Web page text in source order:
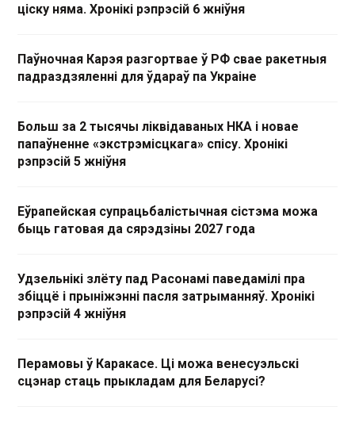
ціску няма. Хронікі рэпрэсій 6 жніўня
Паўночная Карэя разгортвае ў РФ свае ракетныя
падраздзяленні для ўдараў па Украіне
Больш за 2 тысячы ліквідаваных НКА і новае
папаўненне «экстрэмісцкага» спісу. Хронікі
рэпрэсій 5 жніўня
Еўрапейская супрацьбалістычная сістэма можа
быць гатовая да сярэдзіны 2027 года
Удзельнікі злёту пад Расонамі паведамілі пра
збіццё і прыніжэнні пасля затрыманняў. Хронікі
рэпрэсій 4 жніўня
Перамовы ў Каракасе. Ці можа венесуэльскі
сцэнар стаць прыкладам для Беларусі?